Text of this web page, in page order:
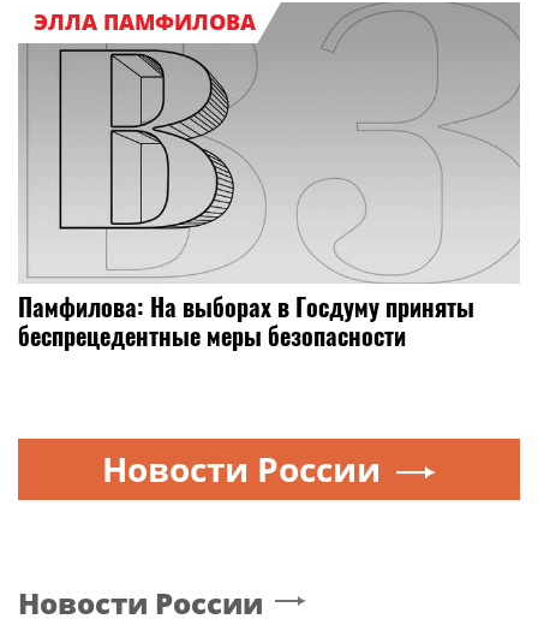
ЭЛЛА ПАМФИЛОВА
Памфилова: На выборах в Госдуму приняты
беспрецедентные меры безопасности
Новости России
Новости России